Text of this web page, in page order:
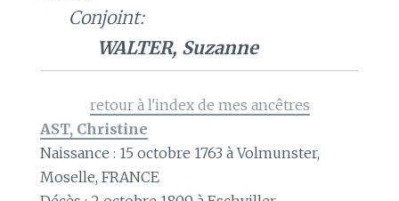
Conjoint:
WALTER, Suzanne
retour à l'index de mes ancêtres
AST, Christine
Naissance : 15 octobre 1763 à Volmunster,
Moselle, FRANCE